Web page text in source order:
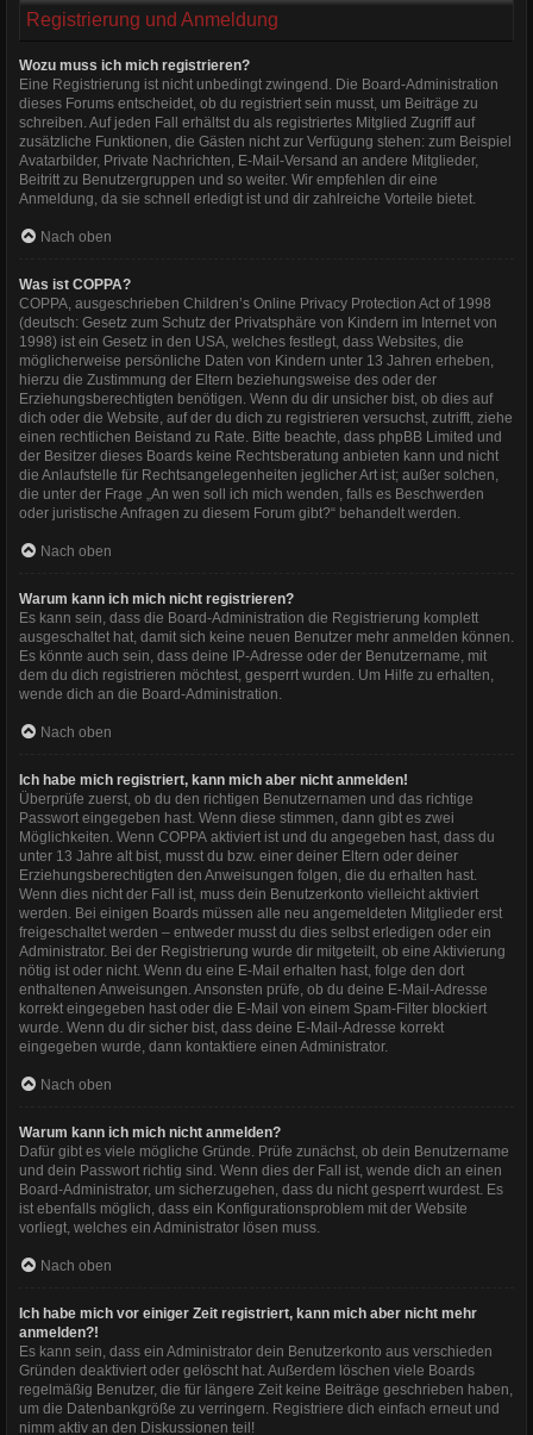
Registrierung und Anmeldung
Wozu muss ich mich registrieren?
Eine Registrierung ist nicht unbedingt zwingend. Die Board-Administration
dieses Forums entscheidet, ob du registriert sein musst, um Beiträge zu
schreiben. Auf jeden Fall erhältst du als registriertes Mitglied Zugriff auf
zusätzliche Funktionen, die Gästen nicht zur Verfügung stehen: zum Beispiel
Avatarbilder, Private Nachrichten, E-Mail-Versand an andere Mitglieder,
Beitritt zu Benutzergruppen und so weiter. Wir empfehlen dir eine
Anmeldung, da sie schnell erledigt ist und dir zahlreiche Vorteile bietet.
Nach oben
Was ist COPPA?
COPPA, ausgeschrieben Children’s Online Privacy Protection Act of 1998
(deutsch: Gesetz zum Schutz der Privatsphäre von Kindern im Internet von
1998) ist ein Gesetz in den USA, welches festlegt, dass Websites, die
möglicherweise persönliche Daten von Kindern unter 13 Jahren erheben,
hierzu die Zustimmung der Eltern beziehungsweise des oder der
Erziehungsberechtigten benötigen. Wenn du dir unsicher bist, ob dies auf
dich oder die Website, auf der du dich zu registrieren versuchst, zutrifft, ziehe
einen rechtlichen Beistand zu Rate. Bitte beachte, dass phpBB Limited und
der Besitzer dieses Boards keine Rechtsberatung anbieten kann und nicht
die Anlaufstelle für Rechtsangelegenheiten jeglicher Art ist; außer solchen,
die unter der Frage „An wen soll ich mich wenden, falls es Beschwerden
oder juristische Anfragen zu diesem Forum gibt?“ behandelt werden.
Nach oben
Warum kann ich mich nicht registrieren?
Es kann sein, dass die Board-Administration die Registrierung komplett
ausgeschaltet hat, damit sich keine neuen Benutzer mehr anmelden können.
Es könnte auch sein, dass deine IP-Adresse oder der Benutzername, mit
dem du dich registrieren möchtest, gesperrt wurden. Um Hilfe zu erhalten,
wende dich an die Board-Administration.
Nach oben
Ich habe mich registriert, kann mich aber nicht anmelden!
Überprüfe zuerst, ob du den richtigen Benutzernamen und das richtige
Passwort eingegeben hast. Wenn diese stimmen, dann gibt es zwei
Möglichkeiten. Wenn COPPA aktiviert ist und du angegeben hast, dass du
unter 13 Jahre alt bist, musst du bzw. einer deiner Eltern oder deiner
Erziehungsberechtigten den Anweisungen folgen, die du erhalten hast.
Wenn dies nicht der Fall ist, muss dein Benutzerkonto vielleicht aktiviert
werden. Bei einigen Boards müssen alle neu angemeldeten Mitglieder erst
freigeschaltet werden – entweder musst du dies selbst erledigen oder ein
Administrator. Bei der Registrierung wurde dir mitgeteilt, ob eine Aktivierung
nötig ist oder nicht. Wenn du eine E-Mail erhalten hast, folge den dort
enthaltenen Anweisungen. Ansonsten prüfe, ob du deine E-Mail-Adresse
korrekt eingegeben hast oder die E-Mail von einem Spam-Filter blockiert
wurde. Wenn du dir sicher bist, dass deine E-Mail-Adresse korrekt
eingegeben wurde, dann kontaktiere einen Administrator.
Nach oben
Warum kann ich mich nicht anmelden?
Dafür gibt es viele mögliche Gründe. Prüfe zunächst, ob dein Benutzername
und dein Passwort richtig sind. Wenn dies der Fall ist, wende dich an einen
Board-Administrator, um sicherzugehen, dass du nicht gesperrt wurdest. Es
ist ebenfalls möglich, dass ein Konfigurationsproblem mit der Website
vorliegt, welches ein Administrator lösen muss.
Nach oben
Ich habe mich vor einiger Zeit registriert, kann mich aber nicht mehr
anmelden?!
Es kann sein, dass ein Administrator dein Benutzerkonto aus verschieden
Gründen deaktiviert oder gelöscht hat. Außerdem löschen viele Boards
regelmäßig Benutzer, die für längere Zeit keine Beiträge geschrieben haben,
um die Datenbankgröße zu verringern. Registriere dich einfach erneut und
nimm aktiv an den Diskussionen teil!